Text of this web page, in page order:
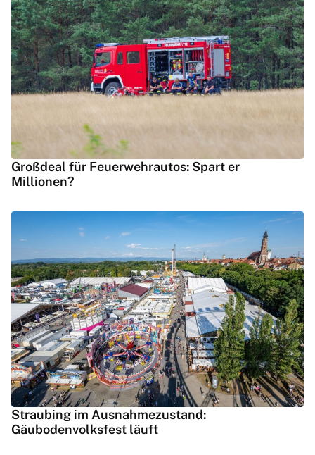
Großdeal für Feuerwehrautos: Spart er
Millionen?
Straubing im Ausnahmezustand:
Gäubodenvolksfest läuft